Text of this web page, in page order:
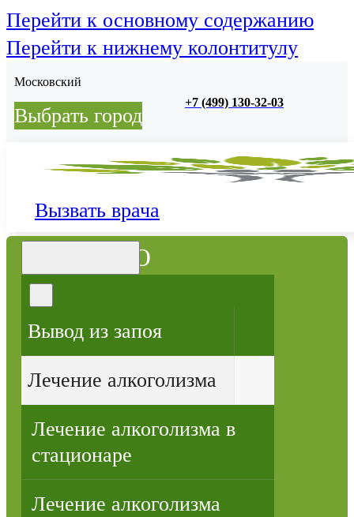
Перейти к основному содержанию
Перейти к нижнему колонтитулу
Московский
Выбрать город
+7 (499) 130-32-03
Вызвать врача
МЕНЮ
Вывод из запоя
Лечение алкоголизма
Лечение алкоголизма в
стационаре
Лечение алкоголизма